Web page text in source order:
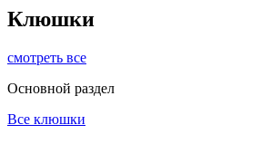
Клюшки
смотреть все
Основной раздел
Все клюшки